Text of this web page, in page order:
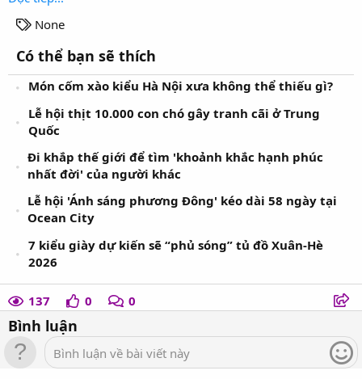
T
g
s
None
Có thể bạn sẽ thích
Món cốm xào kiểu Hà Nội xưa không thể thiếu gì?
Lễ hội thịt 10.000 con chó gây tranh cãi ở Trung
Quốc
Đi khắp thế giới để tìm 'khoảnh khắc hạnh phúc
nhất đời' của người khác
Lễ hội 'Ánh sáng phương Đông' kéo dài 58 ngày tại
Ocean City
7 kiểu giày dự kiến sẽ “phủ sóng” tủ đồ Xuân-Hè
2026
137 0 0
Bình luận
Bình luận về bài viết này